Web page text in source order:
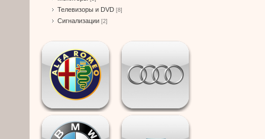
Телевизоры и DVD [8]
Сигнализации [2]